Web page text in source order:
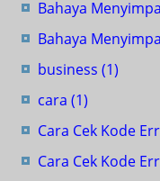
Bahaya
Bahaya
business (1)
cara (1)
Cara Cek Kode
Cara Cek Kode